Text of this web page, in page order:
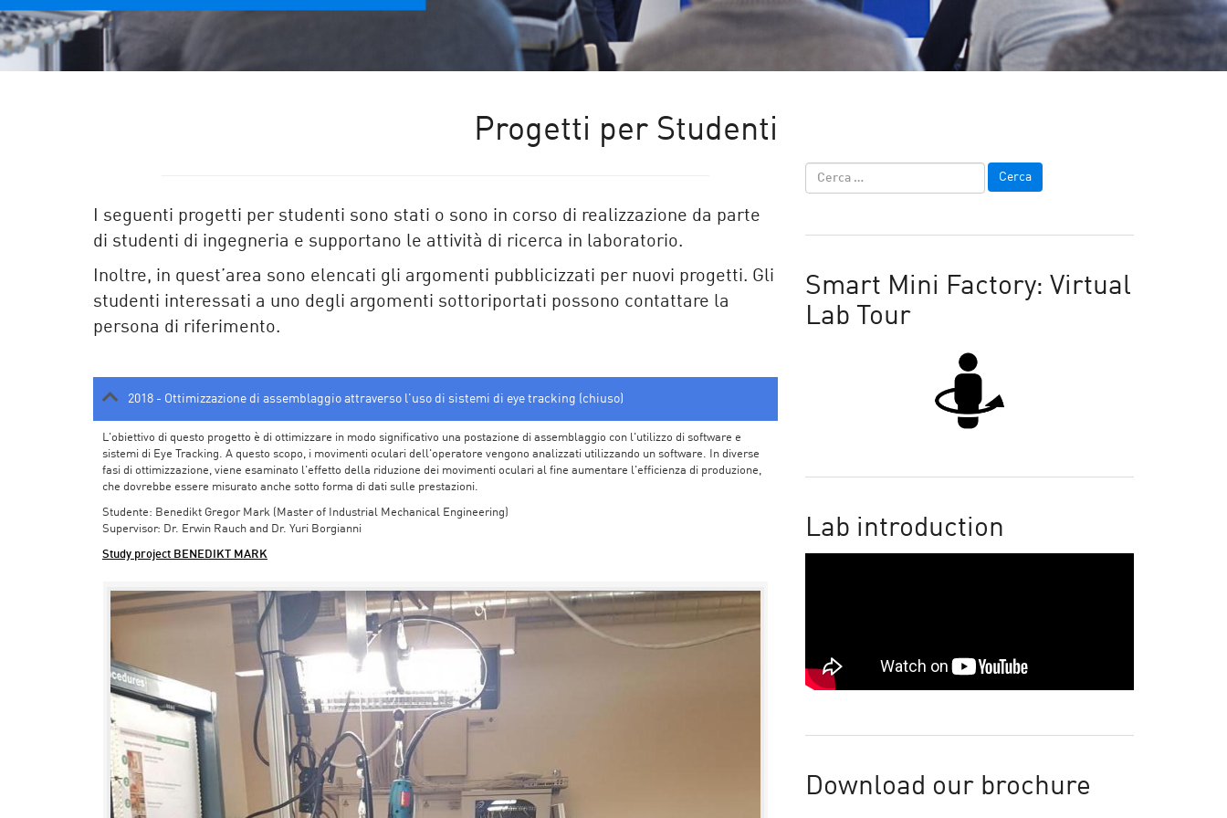
Progetti per Studenti
I seguenti progetti per studenti sono stati o sono in corso di realizzazione da parte
di studenti di ingegneria e supportano le attività di ricerca in laboratorio.
Inoltre, in quest’area sono elencati gli argomenti pubblicizzati per nuovi progetti. Gli
studenti interessati a uno degli argomenti sottoriportati possono contattare la
persona di riferimento.
2018 - Ottimizzazione di assemblaggio attraverso l'uso di sistemi di eye tracking (chiuso)
L'obiettivo di questo progetto è di ottimizzare in modo significativo una postazione di assemblaggio con l'utilizzo di software e
sistemi di Eye Tracking. A questo scopo, i movimenti oculari dell'operatore vengono analizzati utilizzando un software. In diverse
fasi di ottimizzazione, viene esaminato l'effetto della riduzione dei movimenti oculari al fine aumentare l'efficienza di produzione,
che dovrebbe essere misurato anche sotto forma di dati sulle prestazioni.
Studente: Benedikt Gregor Mark (Master of Industrial Mechanical Engineering)
Supervisor: Dr. Erwin Rauch and Dr. Yuri Borgianni
Study project BENEDIKT MARK
Smart Mini Factory: Virtual
Lab Tour
Lab introduction
Download our brochure